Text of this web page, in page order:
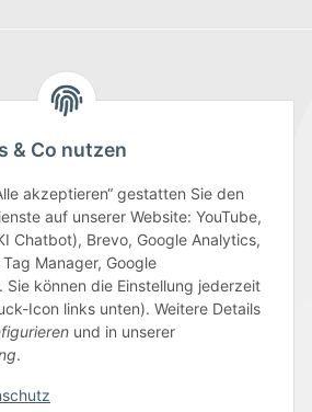
& Co nutzen
akzeptieren“ gestatten Sie den
auf unserer Website: YouTube,
Chatbot), Brevo, Google Analytics,
Manager, Google
Sie können die Einstellung jederzeit
Icon links unten). Weitere Details
und in unserer
.